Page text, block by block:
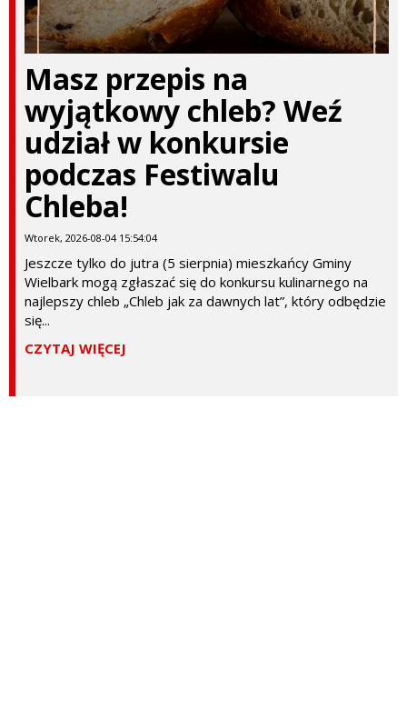
Masz przepis na
wyjątkowy chleb? Weź
udział w konkursie
podczas Festiwalu
Chleba!
Wtorek, 2026-08-04 15:54:04
Jeszcze tylko do jutra (5 sierpnia) mieszkańcy Gminy
Wielbark mogą zgłaszać się do konkursu kulinarnego na
najlepszy chleb „Chleb jak za dawnych lat”, który odbędzie
się...
CZYTAJ WIĘCEJ